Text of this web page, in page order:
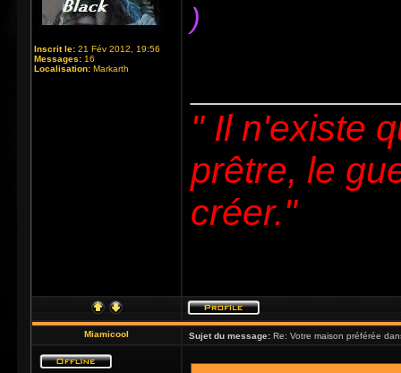
Inscrit le: 21 Fév 2012, 19:56
Messages: 16
Localisation: Markarth
)
" Il n'existe
prêtre, le
créer."
Miamicool Sujet du message: Re: Votre maison préférée